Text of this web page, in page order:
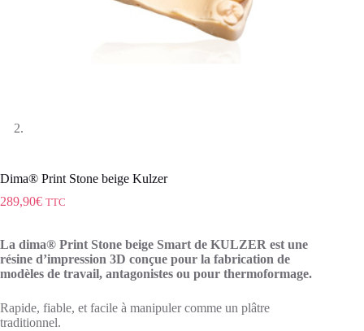
Dima® Print Stone beige Kulzer
289,90€ TTC
La dima® Print Stone beige Smart de KULZER est une
résine d’impression 3D conçue pour la fabrication de
modèles de travail, antagonistes ou pour thermoformage.
Rapide, fiable, et facile à manipuler comme un plâtre
traditionnel.